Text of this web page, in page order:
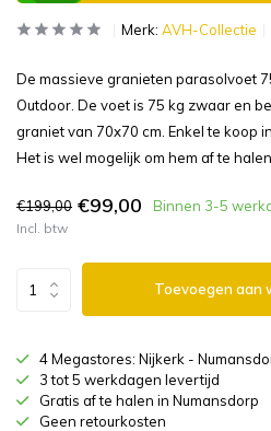
Merk: AVH-Collectie
De massieve granieten parasolvoet
Outdoor. De voet is 75 kg zwaar en
graniet van 70x70 cm. Enkel te koop
Het is wel mogelijk om hem af te
€199,00 €99,00 Binnen 3-5
Incl. btw
Toevoegen aan
4 Megastores: Nijkerk -
3 tot 5 werkdagen levertijd
Gratis af te halen in Numansdorp
Geen retourkosten